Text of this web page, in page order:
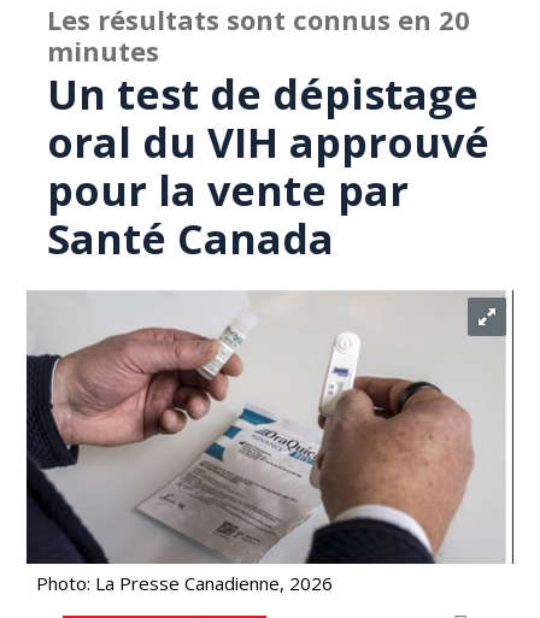
Les résultats sont connus en 20
minutes
Un test de dépistage
oral du VIH approuvé
pour la vente par
Santé Canada
Photo: La Presse Canadienne, 2026